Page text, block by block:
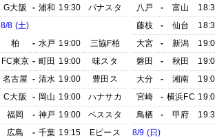
G大阪
- 浦和 19:30
パナスタ
8/8 (土)
柏
- 水戸 19:00
三協F柏
FC東京 - 町田 19:00
味スタ
名古屋 - 清水 19:00
豊田ス
C大阪
- 岡山 19:00
ハナサカ
福岡
- 神戸 19:00
ベススタ
広島
- 千葉 19:15
Eピース
八戸
- 富山
藤枝
- 仙台
大宮
- 新潟
磐田
- 秋田
大分
- 湘南
宮崎
- 横浜FC
鳥栖
- 甲府
8/9 (日)